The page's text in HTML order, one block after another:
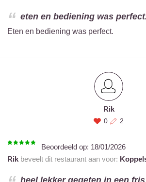
eten en bediening was
Eten en bediening was perfect.
Rik
0 2
Beoordeeld op: 18/01/2026
Rik beveelt dit restaurant aan voor:
heel lekker gegeten in een